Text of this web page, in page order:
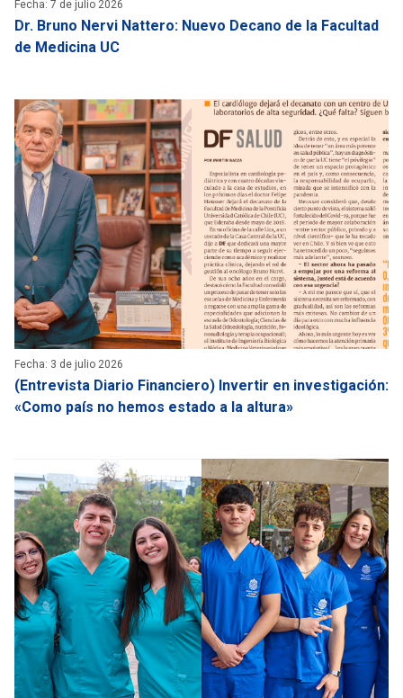
Fecha: 7 de julio 2026
Dr. Bruno Nervi Nattero: Nuevo Decano de la Facultad
de Medicina UC
Fecha: 3 de julio 2026
(Entrevista Diario Financiero) Invertir en investigación:
«Como país no hemos estado a la altura»